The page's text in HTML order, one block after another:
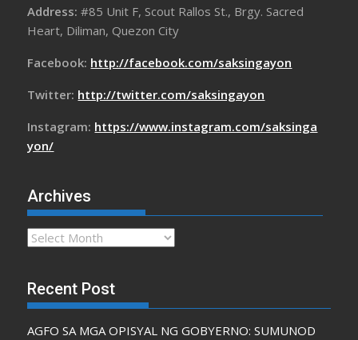
Address:#85 Unit F, Scout Rallos St., Brgy. Sacred
Heart, Diliman, Quezon City
Facebook: http://facebook.com/saksingayon
Twitter: http://twitter.com/saksingayon
Instagram: https://www.instagram.com/saksinga
yon/
Archives
Archives
Recent Post
AGFO SA MGA OPISYAL NG GOBYERNO: SUMUNOD